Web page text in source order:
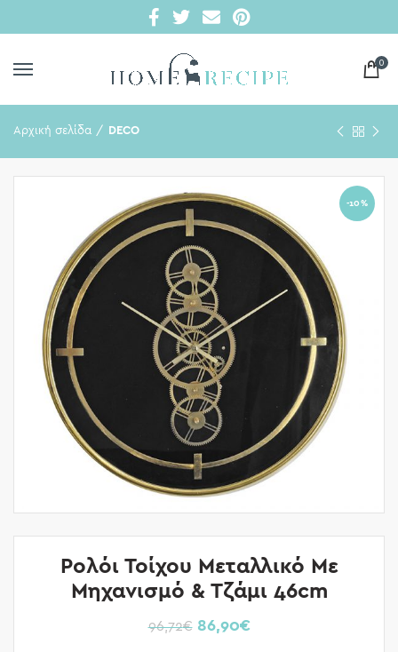
0
Αρχική σελίδα DECO
-10%
Ρολόι Τοίχου Μεταλλικό Με
Μηχανισμό & Τζάμι 46cm
96,72€ 86,90€